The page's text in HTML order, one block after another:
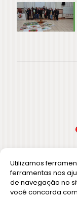
Utilizamos
ferramentas nos
de navegação no
você concorda